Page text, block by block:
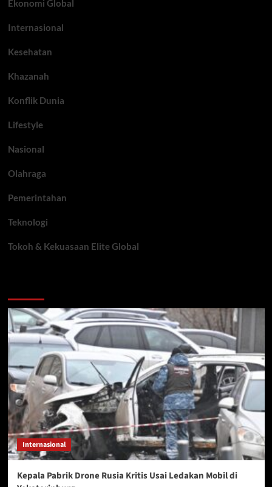
Ekonomi Global
Internasional
Kesehatan
Khazanah
Konflik Dunia
Lifestyle
Nasional
Olahraga
Pemerintahan
Teknologi
Tokoh & Kekuasaan Elite Global
Internasional
Kepala Pabrik Drone Rusia Kritis Usai Ledakan Mobil di